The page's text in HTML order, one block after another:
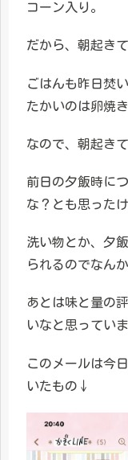
コーン入り。
だから、朝起き
ごはんも昨日焚
たかいのは卵焼き
なので、朝起き
前日の夕飯時に
な？とも思った
洗い物とか、夕
られるのでなん
あとは味と量の
いなと思っていま
このメールは今
いたもの↓